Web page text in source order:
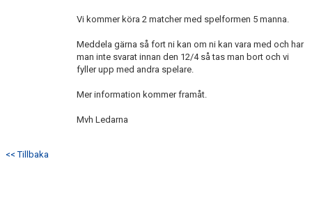
Vi kommer köra 2 matcher med spelformen 5 manna.
Meddela gärna så fort ni kan om ni kan vara med och har
man inte svarat innan den 12/4 så tas man bort och vi
fyller upp med andra spelare.
Mer information kommer framåt.
Mvh Ledarna
<< Tillbaka